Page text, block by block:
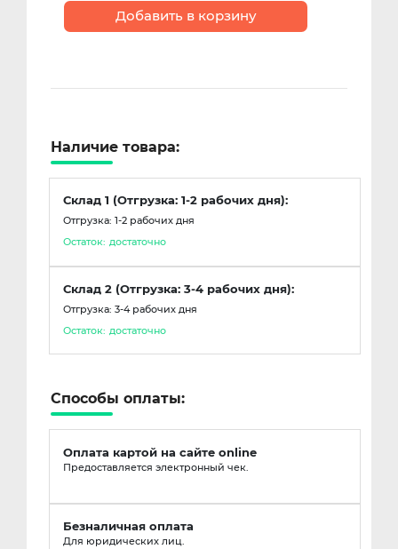
Добавить в корзину
Наличие товара:
Склад 1 (Отгрузка: 1-2 рабочих дня):
Отгрузка: 1-2 рабочих дня
Остаток: достаточно
Склад 2 (Отгрузка: 3-4 рабочих дня):
Отгрузка: 3-4 рабочих дня
Остаток: достаточно
Способы оплаты:
Оплата картой на сайте online
Предоставляется электронный чек.
Безналичная оплата
Для юридических лиц.